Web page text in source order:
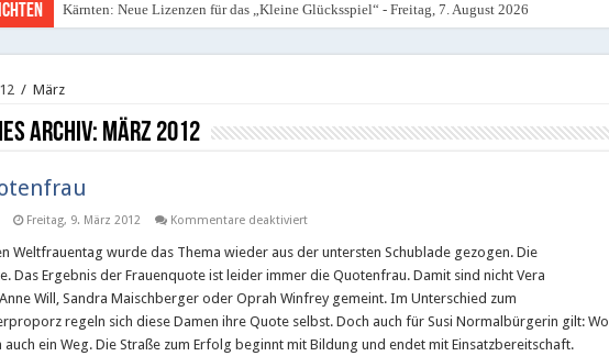
Kärnten: Neue Lizenzen für das „Kleine Glücksspiel“ - Freitag, 7. August 2026
/ März
Archiv: März 2012
Freitag, 9. März 2012 Kommentare deaktiviertfür
Quotenfrau
Weltfrauentag wurde das Thema wieder aus der untersten Schublade gezogen. Die
Das Ergebnis der Frauenquote ist leider immer die Quotenfrau. Damit sind nicht Vera
Will, Sandra Maischberger oder Oprah Winfrey gemeint. Im Unterschied zum
regeln sich diese Damen ihre Quote selbst. Doch auch für Susi Normalbürgerin gilt: Wo
auch ein Weg. Die Straße zum Erfolg beginnt mit Bildung und endet mit Einsatzbereitschaft.